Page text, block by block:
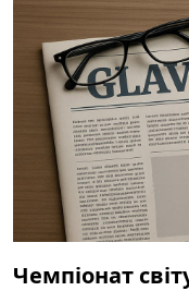
Чемпіонат